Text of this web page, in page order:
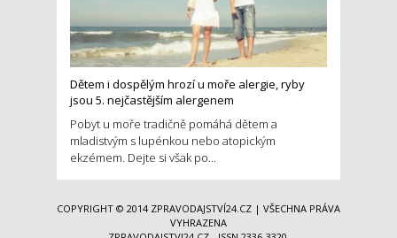
Dětem i dospělým hrozí u moře alergie, ryby
jsou 5. nejčastějším alergenem
Pobyt u moře tradičně pomáhá dětem a
mladistvým s lupénkou nebo atopickým
ekzémem. Dejte si však po...
COPYRIGHT © 2014 ZPRAVODAJSTVÍ24.CZ | VŠECHNA PRÁVA
VYHRAZENA